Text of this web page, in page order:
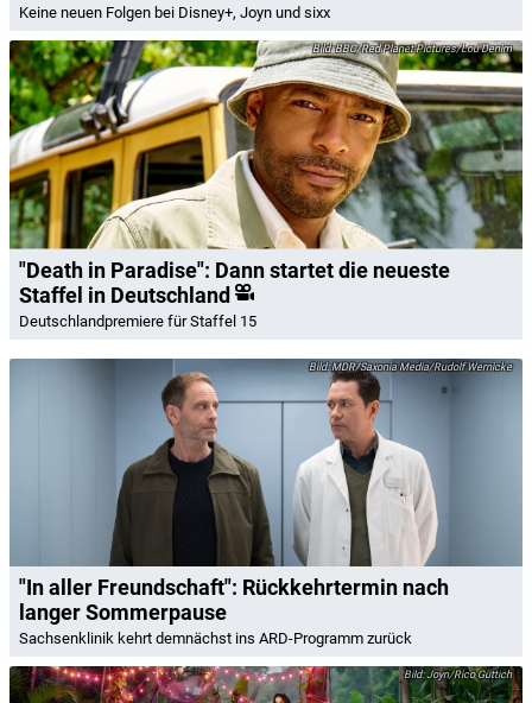
Keine neuen Folgen bei Disney+, Joyn und sixx
BBC/Red Planet Pictures/Lou Denim
"Death in Paradise": Dann startet die neueste
Staffel in Deutschland
Deutschlandpremiere für Staffel 15
MDR/Saxonia Media/Rudolf Wernicke
"In aller Freundschaft": Rückkehrtermin nach
langer Sommerpause
Sachsenklinik kehrt demnächst ins ARD-Programm zurück
Joyn/Rico Güttich